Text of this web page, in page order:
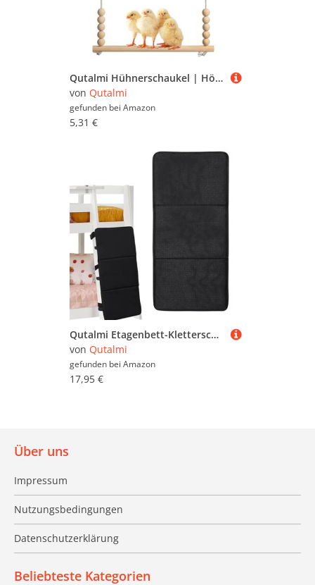
Qutalmi Hühnerschaukel | Hölzerne Hühnerschaukel Spielzeug | Sitzstange Leiter Stabil Sicher Zum Ausruhen Für Hühner Bauernhof Garten
von Qutalmi
gefunden bei Amazon
5,31 €
Qutalmi Etagenbett-Kletterschutz, Etagenbett-Leiterabdeckung,Absturzsicherung für Etagenbetten, Leiterschutz | Verhindern Sie, DASS Kinder auf Leitern Klettern, zusammenklappbares Design,
von Qutalmi
gefunden bei Amazon
17,95 €
Über uns
Impressum
Nutzungsbedingungen
Datenschutzerklärung
Beliebteste Kategorien